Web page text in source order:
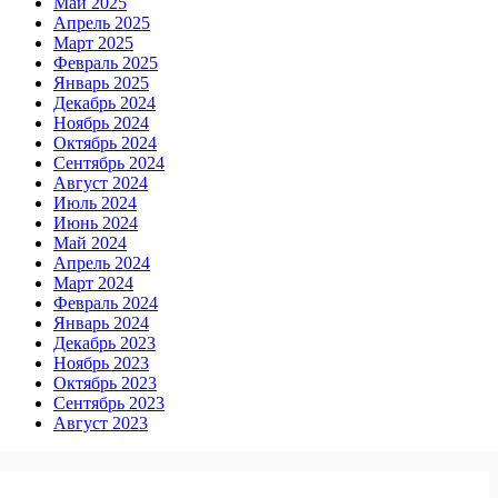
Апрель 2025
Март 2025
Февраль 2025
Январь 2025
Декабрь 2024
Ноябрь 2024
Октябрь 2024
Сентябрь 2024
Август 2024
Июль 2024
Июнь 2024
Май 2024
Апрель 2024
Март 2024
Февраль 2024
Январь 2024
Декабрь 2023
Ноябрь 2023
Октябрь 2023
Сентябрь 2023
Август 2023